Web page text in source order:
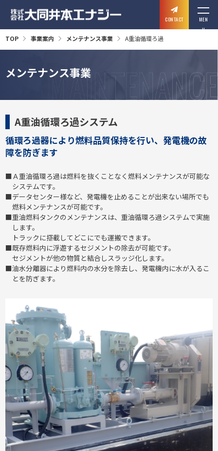
MEN
U
CONTACT
TOP 事業案内 メンテナンス事業 A重油循環ろ過
メンテナンス事業
A重油循環ろ過システム
循環ろ過器により燃料品質保持を行い、発電機の故
障を防ぎます
Ａ重油循環ろ過は燃料を抜くことなく燃料メンテナンスが可能な
システムです。
データセンター様など、発電機を止めることが出来ない場所でも
燃料メンテナンスが可能です。
重油燃料タンクのメンテナンスは、重油循環ろ過システムで実施
します。
トラックに搭載してどこにでも運搬できます。
既存燃料内に浮遊するセジメントの除去が可能です。
セジメントが他の物質と結合しスラッジ化します。
油水分離器により燃料内の水分を除去し、発電機内に水が入るこ
とを防ぎます。